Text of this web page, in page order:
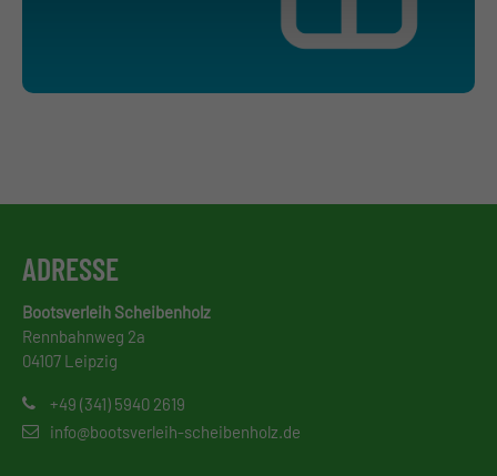
ADRESSE
Bootsverleih Scheibenholz
Rennbahnweg 2a
04107 Leipzig
+49 (341) 5940 2619
info@bootsverleih-scheibenholz.de